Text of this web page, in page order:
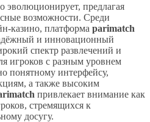
эволюционирует, предлагая
возможности. Среди
казино, платформа parimatch
и инновационный
спектр развлечений и
игроков с разным уровнем
понятному интерфейсу,
а также высоким
привлекает внимание как
стремящихся к
досугу.